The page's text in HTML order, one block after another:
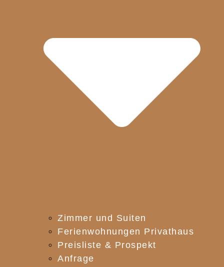
Zimmer und Suiten
Ferienwohnungen Privathaus
Preisliste & Prospekt
Anfrage